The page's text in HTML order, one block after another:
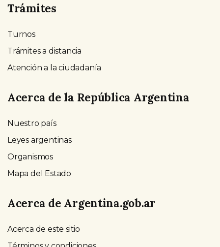
Trámites
Turnos
Trámites a distancia
Atención a la ciudadanía
Acerca de la República Argentina
Nuestro país
Leyes argentinas
Organismos
Mapa del Estado
Acerca de Argentina.gob.ar
Acerca de este sitio